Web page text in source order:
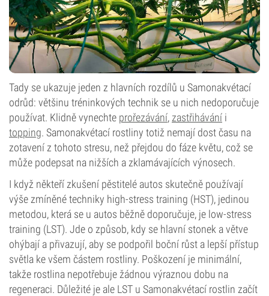
Tady se ukazuje jeden z hlavních rozdílů u Samonakvétací
odrůd: většinu tréninkových technik se u nich nedoporučuje
používat. Klidně vynechte prořezávání, zastřihávání i
topping. Samonakvétací rostliny totiž nemají dost času na
zotavení z tohoto stresu, než přejdou do fáze květu, což se
může podepsat na nižších a zklamávajících výnosech.
I když někteří zkušení pěstitelé autos skutečně používají
výše zmíněné techniky high-stress training (HST), jedinou
metodou, která se u autos běžně doporučuje, je low-stress
training (LST). Jde o způsob, kdy se hlavní stonek a větve
ohýbají a přivazují, aby se podpořil boční růst a lepší přístup
světla ke všem částem rostliny. Poškození je minimální,
takže rostlina nepotřebuje žádnou výraznou dobu na
regeneraci. Důležité je ale LST u Samonakvétací rostlin začít